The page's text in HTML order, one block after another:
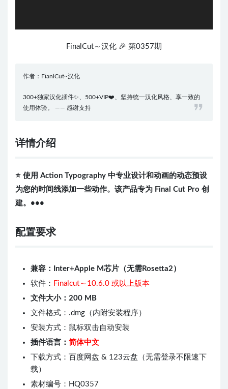
FinalCut～汉化 🎉 第0357期
作者：FianlCut~汉化
300+独家汉化插件✨、500+VIP❤️、坚持统一汉化风格、享一致的
使用体验。 —— 感谢支持
详情介绍
⭐️ 使用 Action Typography 中专业设计和动画的动态预设
为您的时间线添加一些动作。该产品专为 Final Cut Pro 创
建。•••
配置要求
兼容：Inter+Apple M芯片（无需Rosetta2）
软件： Finalcut～10.6.0 或以上版本
文件大小：200 MB
文件格式：.dmg（内附安装程序）
安装方式：鼠标双击自动安装
插件语言： 简体中文
下载方式：百度网盘 & 123云盘（无需登录不限速下
载）
素材编号：HQ0357